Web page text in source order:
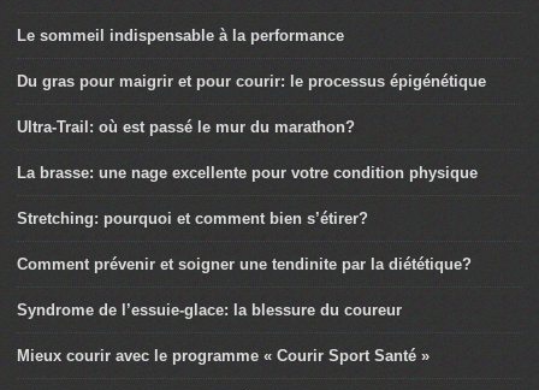
Le sommeil indispensable à la performance
Du gras pour maigrir et pour courir: le processus épigénétique
Ultra-Trail: où est passé le mur du marathon?
La brasse: une nage excellente pour votre condition physique
Stretching: pourquoi et comment bien s’étirer?
Comment prévenir et soigner une tendinite par la diététique?
Syndrome de l’essuie-glace: la blessure du coureur
Mieux courir avec le programme « Courir Sport Santé »